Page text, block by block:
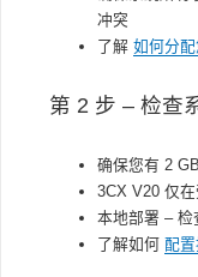
冲突
了解 如何分
第 2 步 – 检查
确保您有 2
3CX V20 仅
本地部署 – 检
了解如何 配